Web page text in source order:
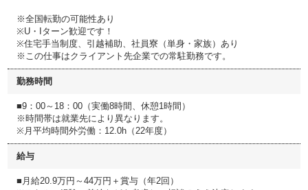
※全国転勤の可能性あり
※U・Iターン歓迎です！
※住宅手当制度、引越補助、社員寮（単身・家族）あり
※この仕事はクライアント先企業での常駐勤務です。
勤務時間
■9：00～18：00（実働8時間、休憩1時間）
※時間帯は就業先により異なります。
※月平均時間外労働：12.0h（22年度）
給与
■月給20.9万円～44万円＋賞与（年2回）